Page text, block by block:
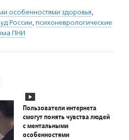
особенностями здоровья,
России, психоневрологические
ПНИ
Пользователи интернета
смогут понять чувства людей
с ментальными
особенностями